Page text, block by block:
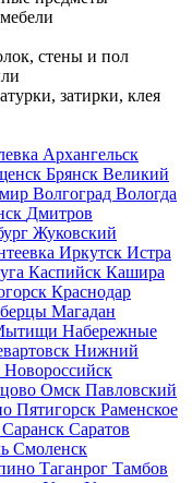
стены и пол
затирки, клея
Архангельск
Брянск Великий
Волгоград Вологда
Дмитров
Жуковский
Иркутск Истра
Каспийск Кашира
Краснодар
Магадан
Набережные
Нижний
Новороссийск
Омск Павловский
Пятигорск Раменское
Саранск Саратов
Смоленск
Таганрог Тамбов